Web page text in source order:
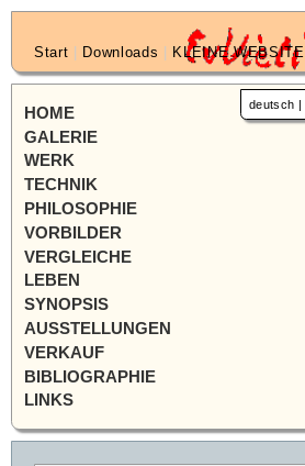
Start Downloads KLEINE WEBSITE
deutsch |
HOME
GALERIE
WERK
TECHNIK
PHILOSOPHIE
VORBILDER
VERGLEICHE
LEBEN
SYNOPSIS
AUSSTELLUNGEN
VERKAUF
BIBLIOGRAPHIE
LINKS